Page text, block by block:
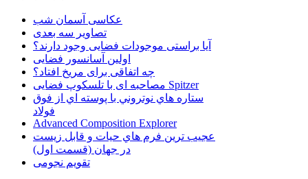
عکاسی آسمان شب
تصاویر سه بعدی
آیا براستی موجودات فضایی وجود دارند؟
اولین آسانسور فضایی
چه اتفاقی برای مریخ افتاد؟
مصاحبه ای با تلسکوپ فضایی Spitzer
ستاره هاي نوتروني با پوسته اي از فوق
فولاد
Advanced Composition Explorer
عجیب ترین فرم هاي حيات و قابل زيست
در جهان (قسمت اول)
تقویم نجومی